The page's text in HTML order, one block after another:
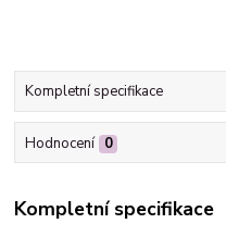
Kompletní specifikace
Hodnocení 0
Kompletní specifikace